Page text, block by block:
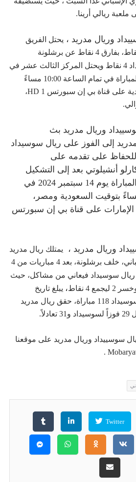
ريالي أرينا.
وريال مدريد ، يحتل الفريق
المركز الثاني برصيد 8 نقاط، بفارق 4 نقاط عن برشلونة
يمتلك سوسيداد 4 نقاط ويحتل المركز الثالث عشر في
تنطلق المباراة في تمام الساعة 10:00 مساءً
بتوقيت القاهرة والسعودية على قناة بي إن سبورتس HD 1،
وريال مدريد بث
إلى الفوز على ريال سوسيداد
للحفاظ على تقدمه على
أنشيلوتي بعد إلى التشكيل
تقام المباراة يوم 14 سبتمبر 2024 في
الساعة 10:00 مساءً بتوقيت السعودية ومصر،
الإمارات على قناة بي إن سبورتس
وريال مدريد ،
يمتلك ريال مدريد
8 نقاط في الدوري الإسباني، خلف برشلونة، بعد 4 مباريات من 4
ريال سوسيداد فيعاني من مشاكل، حيث
، يبلغ تاريخ
مواجهات ريال مدريد وسوسيداد 118 مباراة، حقق ريال مدريد
سوسييداد وريال مدريد على موقعنا
Twitter